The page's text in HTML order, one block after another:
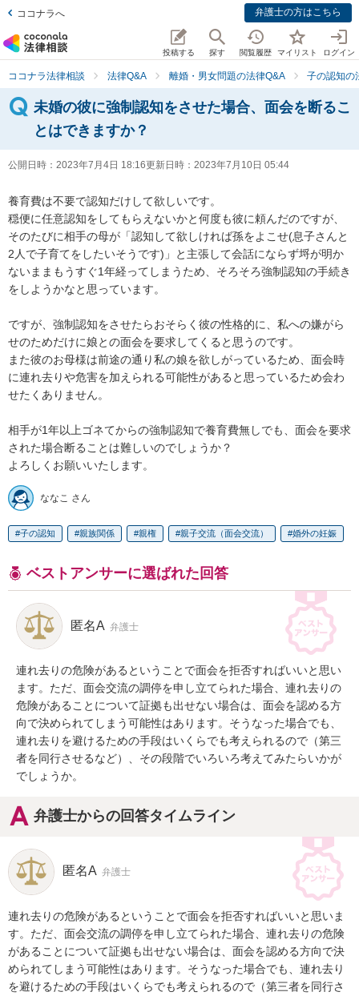
ココナラへ 弁護士の方はこちら
投稿する 探す 閲覧履歴 マイリスト ログイン
ココナラ法律相談 法律Q&A 離婚・男女問題の法律Q&A 子の認知の
未婚の彼に強制認知をさせた場合、面会を断るこ
とはできますか？
公開日時： 2023年7月4日 18:16更新日時： 2023年7月10日 05:44
養育費は不要で認知だけして欲しいです。
穏便に任意認知をしてもらえないかと何度も彼に頼んだのですが、
そのたびに相手の母が「認知して欲しければ孫をよこせ(息子さんと
2人で子育てをしたいそうです)」と主張して会話にならず埒が明か
ないままもうすぐ1年経ってしまうため、そろそろ強制認知の手続き
をしようかなと思っています。
ですが、強制認知をさせたらおそらく彼の性格的に、私への嫌がら
せのためだけに娘との面会を要求してくると思うのです。
また彼のお母様は前途の通り私の娘を欲しがっているため、面会時
に連れ去りや危害を加えられる可能性があると思っているため会わ
せたくありません。
相手が1年以上ゴネてからの強制認知で養育費無しでも、面会を要求
された場合断ることは難しいのでしょうか？
よろしくお願いいたします。
ななこ さん
子の認知 親族関係 親権 親子交流（面会交流） 婚外の妊娠
ベストアンサーに選ばれた回答
匿名A 弁護士
連れ去りの危険があるということで面会を拒否すればいいと思い
ます。ただ、面会交流の調停を申し立てられた場合、連れ去りの
危険があることについて証拠も出せない場合は、面会を認める方
向で決められてしまう可能性はあります。そうなった場合でも、
連れ去りを避けるための手段はいくらでも考えられるので（第三
者を同行させるなど）、その段階でいろいろ考えてみたらいかが
でしょうか。
弁護士からの回答タイムライン
匿名A 弁護士
連れ去りの危険があるということで面会を拒否すればいいと思いま
す。ただ、面会交流の調停を申し立てられた場合、連れ去りの危険
があることについて証拠も出せない場合は、面会を認める方向で決
められてしまう可能性はあります。そうなった場合でも、連れ去り
を避けるための手段はいくらでも考えられるので（第三者を同行さ